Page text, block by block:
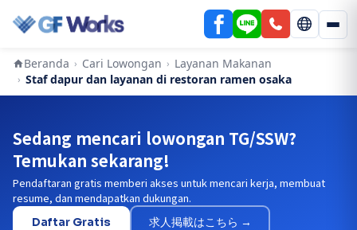
Beranda › Cari Lowongan › Layanan Makanan
› Staf dapur dan layanan di restoran ramen osaka
Sedang mencari lowongan TG/SSW?
Temukan sekarang!
Pendaftaran gratis memberi akses untuk mencari kerja, membuat
resume, dan mendapatkan dukungan.
Daftar Gratis 求人掲載はこちら →